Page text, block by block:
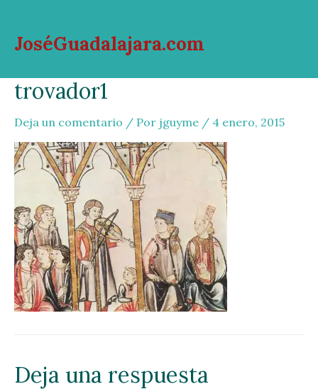
contenido
JoséGuadalajara.com
trovador1
Deja un comentario / Por jguyme / 4 enero, 2015
Deja una respuesta